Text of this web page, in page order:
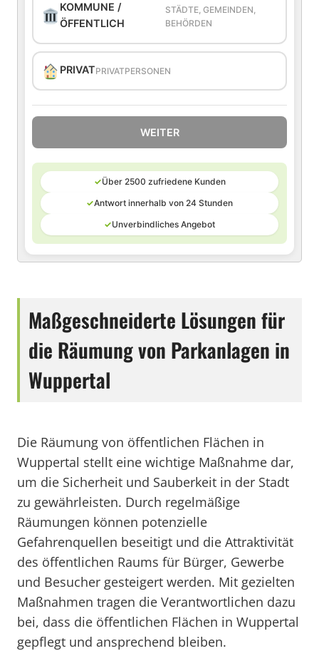
KOMMUNE /
ÖFFENTLICH
STÄDTE, GEMEINDEN,
BEHÖRDEN
PRIVATPRIVATPERSONEN
WEITER
✓Über 2500 zufriedene Kunden
✓Antwort innerhalb von 24 Stunden
✓Unverbindliches Angebot
Maßgeschneiderte Lösungen für
die Räumung von Parkanlagen in
Wuppertal
Die Räumung von öffentlichen Flächen in
Wuppertal stellt eine wichtige Maßnahme dar,
um die Sicherheit und Sauberkeit in der Stadt
zu gewährleisten. Durch regelmäßige
Räumungen können potenzielle
Gefahrenquellen beseitigt und die Attraktivität
des öffentlichen Raums für Bürger, Gewerbe
und Besucher gesteigert werden. Mit gezielten
Maßnahmen tragen die Verantwortlichen dazu
bei, dass die öffentlichen Flächen in Wuppertal
gepflegt und ansprechend bleiben.